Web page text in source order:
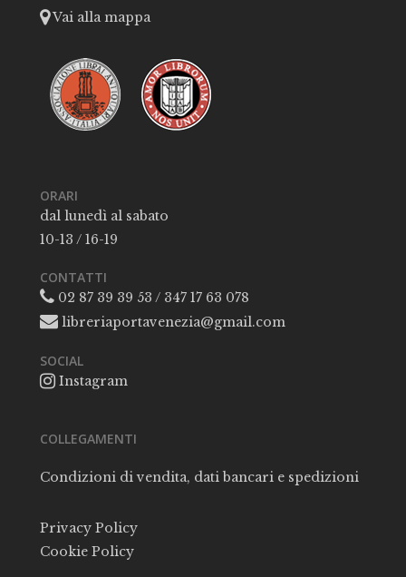
Vai alla mappa
ORARI
dal lunedì al sabato
10-13 / 16-19
CONTATTI
02 87 39 39 53 / 347 17 63 078
libreriaportavenezia@gmail.com
SOCIAL
Instagram
COLLEGAMENTI
Condizioni di vendita, dati bancari e spedizioni
Privacy Policy
Cookie Policy